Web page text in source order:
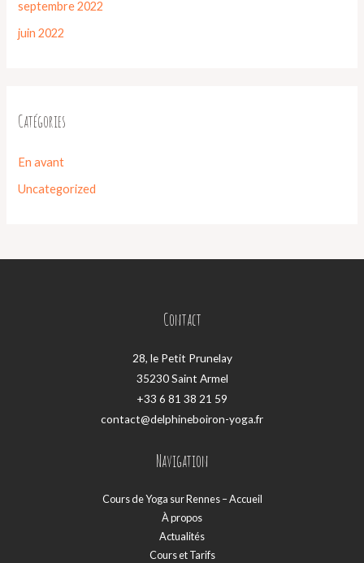
septembre 2022
juin 2022
Catégories
En avant
Uncategorized
Contact
28, le Petit Prunelay
35230 Saint Armel
+33 6 81 38 21 59
contact@delphineboiron-yoga.fr
Navigation
Cours de Yoga sur Rennes – Accueil
À propos
Actualités
Cours et Tarifs